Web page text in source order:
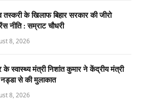
तस्करी के खिलाफ बिहार सरकार की जीरो
नीति : सम्राट चौधरी
8, 2026
के स्वास्थ्य मंत्री निशांत कुमार ने केंद्रीय मंत्री
से की मुलाकात
8, 2026